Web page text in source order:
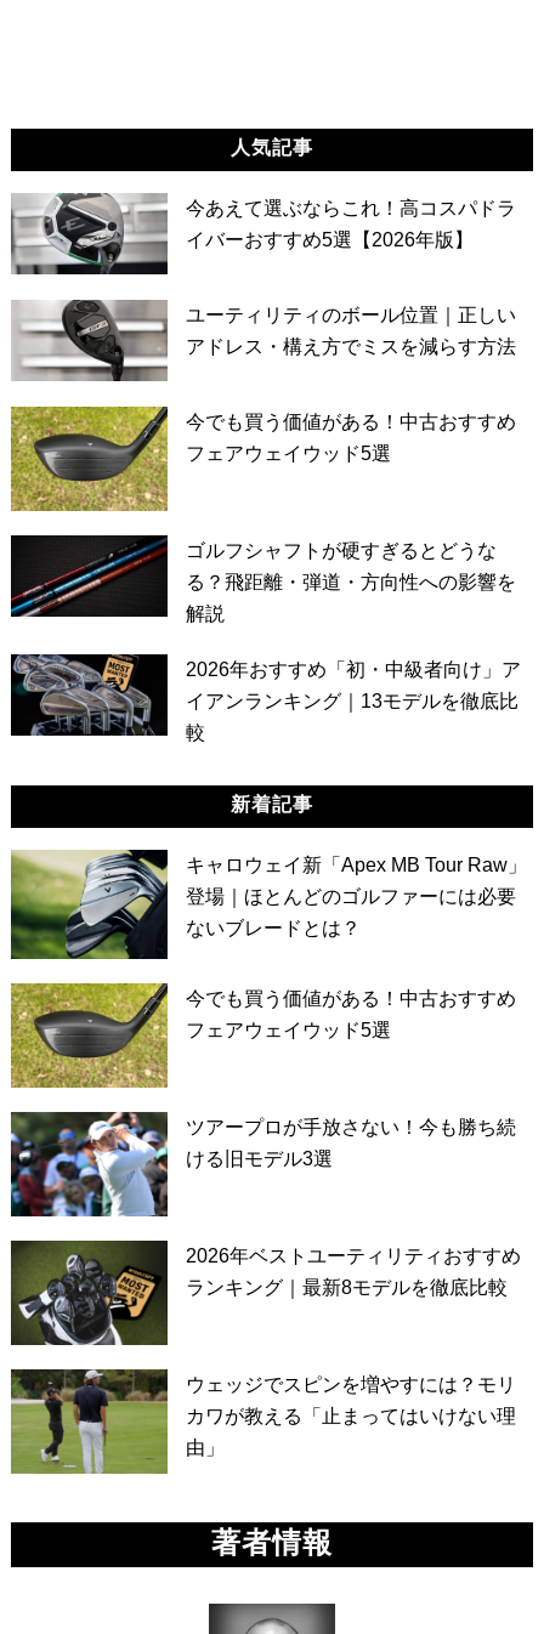
人気記事
今あえて選ぶならこれ！高コスパドラ
イバーおすすめ5選【2026年版】
ユーティリティのボール位置｜正しい
アドレス・構え方でミスを減らす方法
今でも買う価値がある！中古おすすめ
フェアウェイウッド5選
ゴルフシャフトが硬すぎるとどうな
る？飛距離・弾道・方向性への影響を
解説
2026年おすすめ「初・中級者向け」ア
イアンランキング｜13モデルを徹底比
較
新着記事
キャロウェイ新「Apex MB Tour Raw」
登場｜ほとんどのゴルファーには必要
ないブレードとは？
今でも買う価値がある！中古おすすめ
フェアウェイウッド5選
ツアープロが手放さない！今も勝ち続
ける旧モデル3選
2026年ベストユーティリティおすすめ
ランキング｜最新8モデルを徹底比較
ウェッジでスピンを増やすには？モリ
カワが教える「止まってはいけない理
由」
著者情報